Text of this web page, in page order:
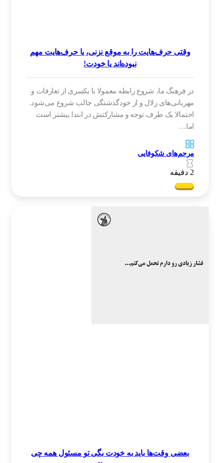
وقتی حرف‌هایت را به موقع نزنی، یا حرف‌هایت مهم
نبوده‌اند یا خودت!
در فرهنگ ما، شروع رابطه معمولا با یکسری از تعارفات و
مهربانی‌های زلال و از خودگذشتگی جالب شروع می‌شود.
احتمالا یک طرف توجه و مشارکتش در ابتدا بیشتر است
مرحم‌های شکوفایی
بعضی وقت‌ها باید به خودت بگی تو مسئول همه چی